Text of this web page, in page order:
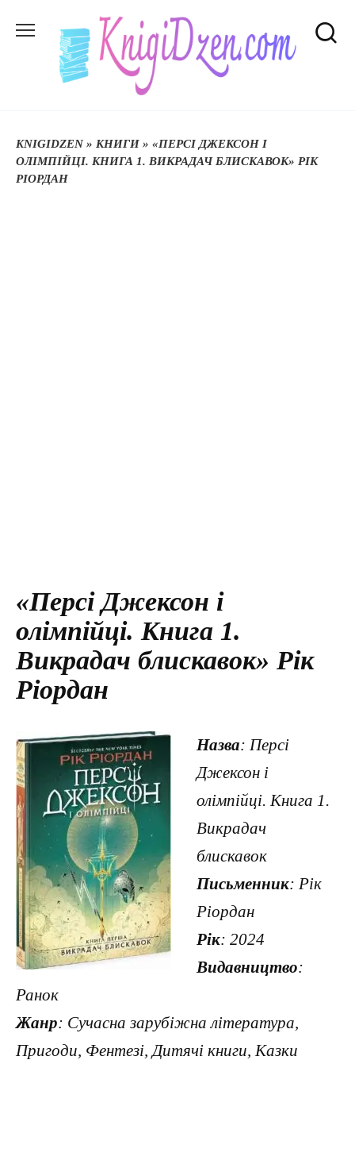
до
KNIGIDZEN» КНИГИ » «ПЕРСІ ДЖЕКСОН І
ОЛІМПІЙЦІ. КНИГА 1. ВИКРАДАЧ БЛИСКАВОК» РІК
РІОРДАН
«Персі Джексон і
олімпійці. Книга 1.
Викрадач блискавок» Рік
Ріордан
Назва: Персі
Джексон і
олімпійці. Книга 1.
Викрадач
блискавок
Письменник: Рік
Ріордан
Рік: 2024
Видавництво:
Ранок
Жанр: Сучасна зарубіжна література,
Пригоди, Фентезі, Дитячі книги, Казки